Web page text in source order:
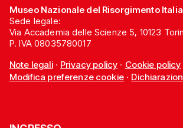
Museo Nazionale del Risorgimento
Sede legale:
Via Accademia delle Scienze 5, 10123
P. IVA 08035780017
Note legali· Privacy policy · Cookie policy
Modifica preferenze cookie·